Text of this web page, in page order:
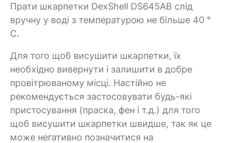
Прати шкарпетки DexShell DS645AB слід
вручну у воді з температурою не більше 40 °
C.
Для того щоб висушити шкарпетки, їх
необхідно вивернути і залишити в добре
провітрюваному місці. Настійно не
рекомендується застосовувати будь-які
пристосування (праска, фен і т.д.) для того
щоб висушити шкарпетки швидше, так як це
може негативно позначитися на